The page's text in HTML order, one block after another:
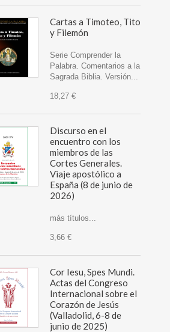
Cartas a Timoteo, Tito
y Filemón
Serie Comprender la
Palabra. Comentarios a la
Sagrada Biblia. Versión...
18,27 €
Discurso en el
encuentro con los
miembros de las
Cortes Generales.
Viaje apostólico a
España (8 de junio de
2026)
más títulos...
3,66 €
Cor Iesu, Spes Mundi.
Actas del Congreso
Internacional sobre el
Corazón de Jesús
(Valladolid, 6-8 de
junio de 2025)